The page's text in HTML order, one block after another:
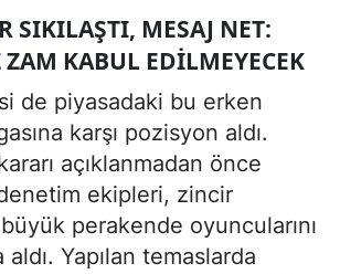
SIKILAŞTI, MESAJ NET:
ZAM KABUL EDILMEYECEK
de piyasadaki bu erken
karşı pozisyon aldı.
açıklanmadan önce
ekipleri, zincir
perakende oyuncularını
aldı. Yapılan temaslarda